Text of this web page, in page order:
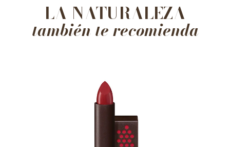
LA NATURALEZA
también te recomienda